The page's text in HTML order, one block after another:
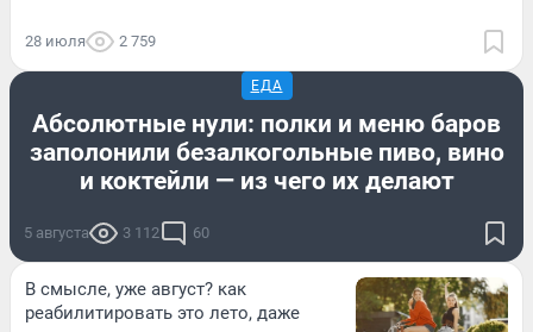
28 июля 2 759
ЕДА
Абсолютные нули: полки и меню баров
заполонили безалкогольные пиво, вино
и коктейли — из чего их делают
5 августа 3 112 60
В смысле, уже август? как
реабилитировать это лето, даже